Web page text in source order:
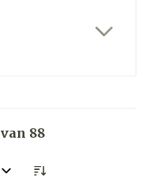
van 88